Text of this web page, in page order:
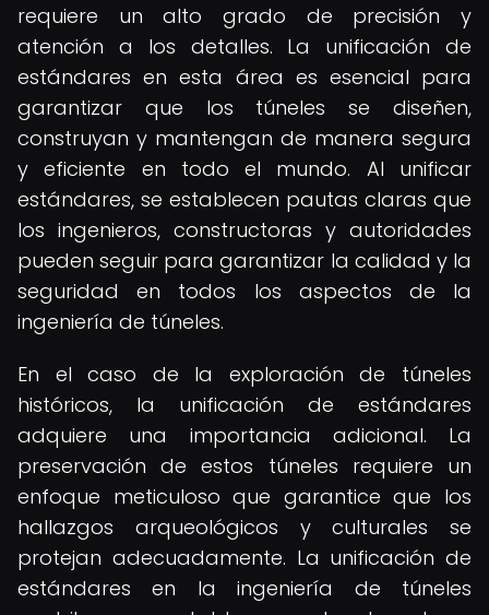
requiere un alto grado de precisión y
atención a los detalles. La unificación de
estándares en esta área es esencial para
garantizar que los túneles se diseñen,
construyan y mantengan de manera segura
y eficiente en todo el mundo. Al unificar
estándares, se establecen pautas claras que
los ingenieros, constructoras y autoridades
pueden seguir para garantizar la calidad y la
seguridad en todos los aspectos de la
ingeniería de túneles.
En el caso de la exploración de túneles
históricos, la unificación de estándares
adquiere una importancia adicional. La
preservación de estos túneles requiere un
enfoque meticuloso que garantice que los
hallazgos arqueológicos y culturales se
protejan adecuadamente. La unificación de
estándares en la ingeniería de túneles